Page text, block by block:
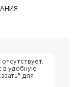
в удобную
для